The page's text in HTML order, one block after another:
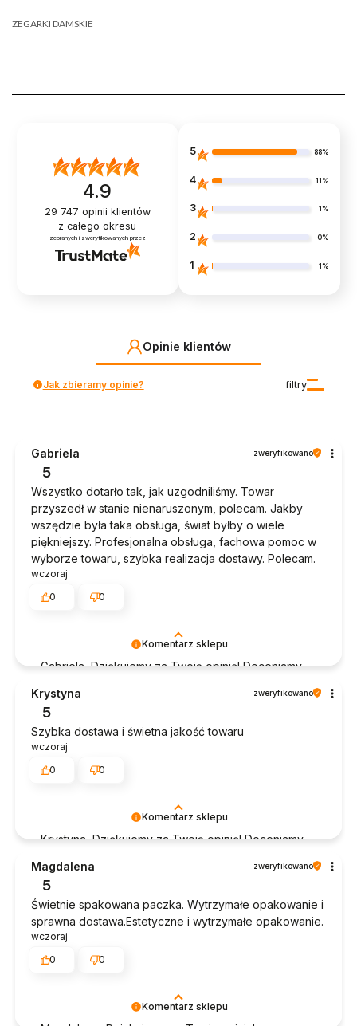
ZEGARKI DAMSKIE
4.9
29 747 opinii klientów
z całego okresu
zebranych i zweryfikowanych przez
5 88%
4 11%
3 1%
2 0%
1 1%
Opinie klientów
filtry
Jak zbieramy opinie?
Komentarz sklepu
Gabriela, Dziękujemy za Twoją opinię! Doceniamy
doświadczeniem. Jesteśmy szczęśliwi, że mamy
takich klientów. Z pozdrowieniami, obsługa sklepu.
Gabriela zweryfikowano
5
Wszystko dotarło tak, jak uzgodniliśmy. Towar
przyszedł w stanie nienaruszonym, polecam. Jakby
wszędzie była taka obsługa, świat byłby o wiele
piękniejszy. Profesjonalna obsługa, fachowa pomoc w
wyborze towaru, szybka realizacja dostawy. Polecam.
wczoraj
0
0
Komentarz sklepu
Krystyna, Dziękujemy za Twoją opinię! Doceniamy
doświadczeniem. Jesteśmy szczęśliwi, że mamy
takich klientów. Z pozdrowieniami, obsługa sklepu.
Krystyna zweryfikowano
5
Szybka dostawa i świetna jakość towaru
wczoraj
0
0
Komentarz sklepu
Magdalena zweryfikowano
5
Świetnie spakowana paczka. Wytrzymałe opakowanie i
sprawna dostawa.Estetyczne i wytrzymałe opakowanie.
wczoraj
0
0